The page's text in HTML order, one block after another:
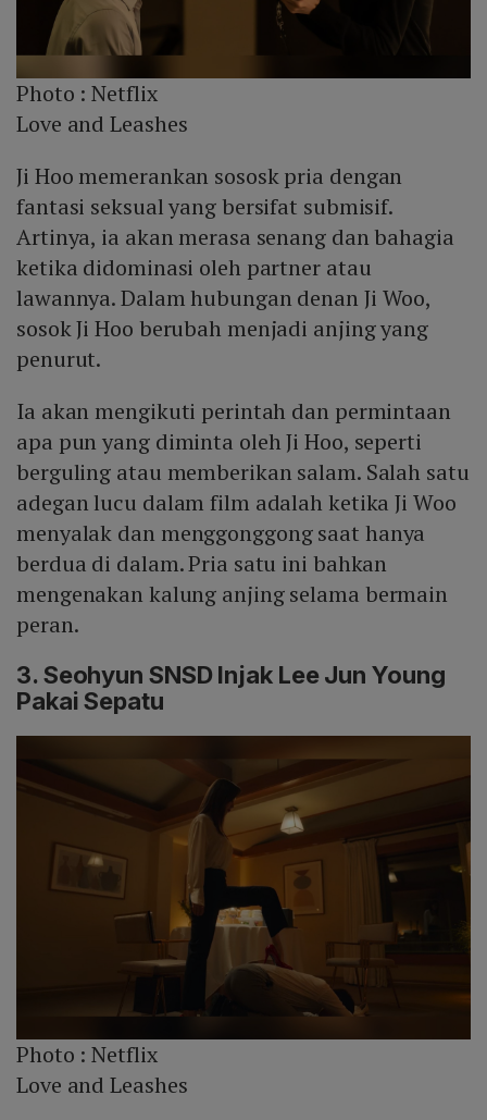
Photo :Netflix
Love and Leashes
Ji Hoo memerankan sososk pria dengan
fantasi seksual yang bersifat submisif.
Artinya, ia akan merasa senang dan bahagia
ketika didominasi oleh partner atau
lawannya. Dalam hubungan denan Ji Woo,
sosok Ji Hoo berubah menjadi anjing yang
penurut.
Ia akan mengikuti perintah dan permintaan
apa pun yang diminta oleh Ji Hoo, seperti
berguling atau memberikan salam. Salah satu
adegan lucu dalam film adalah ketika Ji Woo
menyalak dan menggonggong saat hanya
berdua di dalam. Pria satu ini bahkan
mengenakan kalung anjing selama bermain
peran.
3. Seohyun SNSD Injak Lee Jun Young
Pakai Sepatu
Photo :Netflix
Love and Leashes